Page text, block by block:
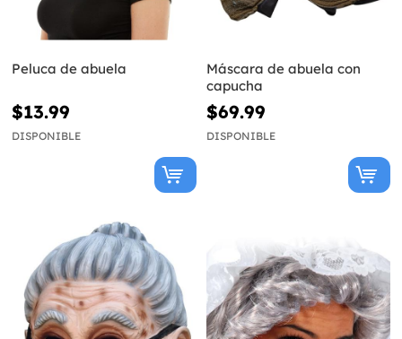
Peluca de abuela
$13.99
DISPONIBLE
Máscara de abuela con
capucha
$69.99
DISPONIBLE